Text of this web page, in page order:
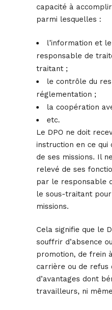
capacité à
parmi lesquelles :
l’information et
responsable de
traitant ;
le contrôle du
réglementation ;
la coopération
etc.
Le DPO ne doit
instruction en ce qui
de ses missions. Il
relevé de ses
par le responsable
le sous-traitant pour
missions.
Cela signifie que le
souffrir d’absence
promotion, de frein
carrière ou de refus
d’avantages dont
travailleurs, ni